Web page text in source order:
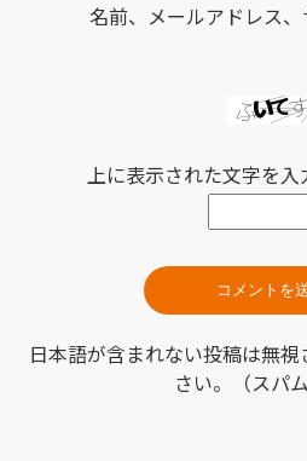
名前、メールアドレス、
上に表示された文字を入
日本語が含まれない投稿は無
さい。（スパム